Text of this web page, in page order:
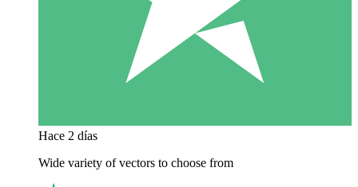
Hace 2 días
Wide variety of vectors to choose from